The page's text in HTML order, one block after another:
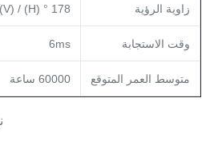
زاوية الرؤية 178 ° (H) / 178 ° (V)
وقت الاستجابة 6ms
متوسط ​​العمر المتوقع 60000 ساعة